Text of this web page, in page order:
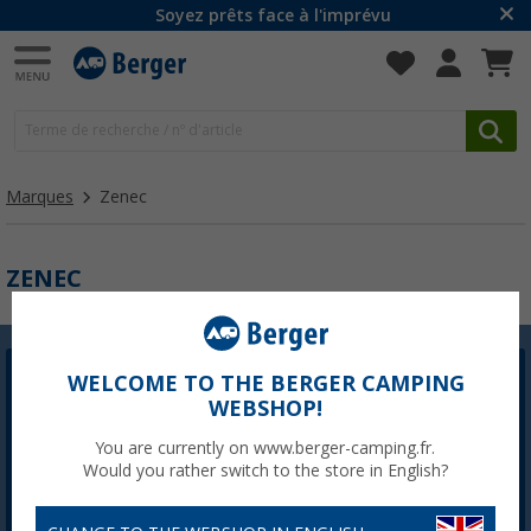
Soyez prêts face à l'imprévu
Marques Zenec
ZENEC
Newsletter Berger
L'inscription à la newsletter n'est actuellement pas
disponible. Nous corrigerons le problème dès que
possible.
WELCOME TO THE BERGER CAMPING
WEBSHOP!
You are currently on www.berger-camping.fr.
Would you rather switch to the store in English?